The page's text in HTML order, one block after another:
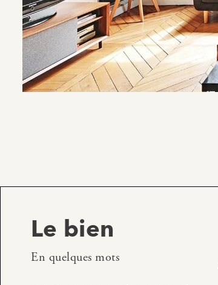
Le bien
En quelques mots